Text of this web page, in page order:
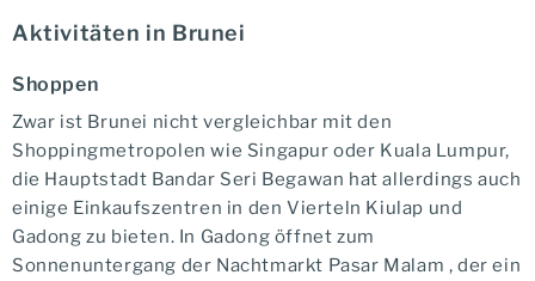
Aktivitäten in Brunei
Shoppen
Zwar ist Brunei nicht vergleichbar mit den
Shoppingmetropolen wie Singapur oder Kuala Lumpur,
die Hauptstadt Bandar Seri Begawan hat allerdings auch
einige Einkaufszentren in den Vierteln Kiulap und
Gadong zu bieten. In Gadong öffnet zum
Sonnenuntergang der Nachtmarkt Pasar Malam , der ein